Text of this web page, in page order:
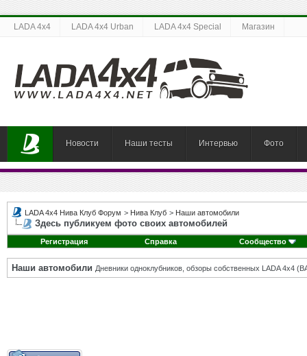
LADA 4x4 LADA 4x4 Urban LADA 4x4 Special Магазин
Новости Наши тесты Интервью Фото
LADA 4x4 Нива Клуб Форум > Нива Клуб > Наши автомобили
Здесь публикуем фото своих автомобилей
Регистрация Справка Сообщество
Наши автомобили Дневники одноклубников, обзоры собственных LADA 4x4